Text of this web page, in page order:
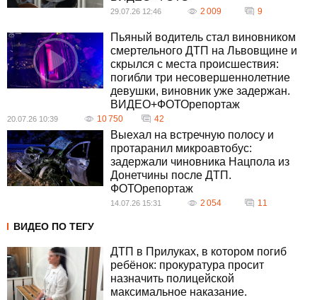
29.07.26 12:46 2 009 9
Пьяный водитель стал виновником
смертельного ДТП на Львовщине и
скрылся с места происшествия:
погибли три несовершеннолетние
девушки, виновник уже задержан.
ВИДЕО+ФОТОрепортаж
20.07.26 10:39 10 750 42
Выехал на встречную полосу и
протаранил микроавтобус:
задержали чиновника Нацпола из
Донетчины после ДТП.
ФОТОрепортаж
14.07.26 15:31 2 054 11
ВИДЕО ПО ТЕГУ
ДТП в Прилуках, в котором погиб
ребёнок: прокуратура просит
назначить полицейской
максимальное наказание.